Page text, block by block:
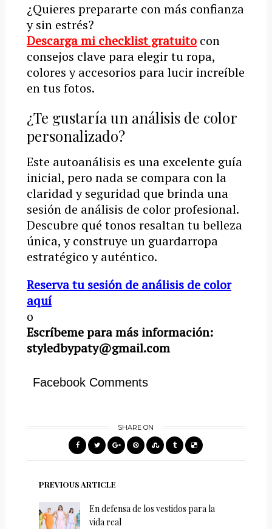
¿Quieres prepararte con más confianza
y sin estrés?
Descargami checklist gratuito con
consejos clave para elegir tu ropa,
colores y accesorios para lucir increíble
en tus fotos.
¿Te gustaría un análisis de color
personalizado?
Este autoanálisis es una excelente guía
inicial, pero nada se compara con la
claridad y seguridad que brinda una
sesión de análisis de color profesional.
Descubre qué tonos resaltan tu belleza
única, y construye un guardarropa
estratégico y auténtico.
Reserva tu sesión de análisis de color
aquí
o
Escríbeme para más información:
styledbypaty@gmail.com
Facebook Comments
SHARE ON
PREVIOUS ARTICLE
En defensa de los vestidos para la
vida real